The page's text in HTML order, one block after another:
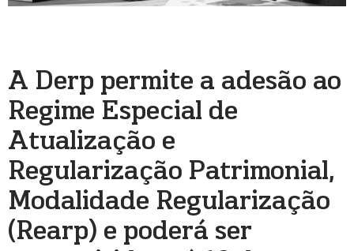
A Derp permite a adesão ao
Regime Especial de
Atualização e
Regularização Patrimonial,
Modalidade Regularização
(Rearp) e poderá ser